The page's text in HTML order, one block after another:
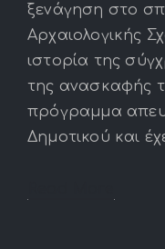
ξενάγηση στο
Αρχαιολογικής
ιστορία της
της ανασκαφής
πρόγραμμα
Δημοτικού και